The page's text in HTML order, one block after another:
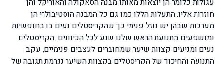
עגולות כלומר הן יוצאות מאותו מבנה הסאקולה והאוריקל והן
חוזרות אליו. התעלות הללו כמו גם כל המבנה הוסטיבולרי הן
מערכות שבהן יש נוזל פנימי כך שהקריסטלים נעים בו בחופשיות
ומושפעים מתנועת הראש שלנו שנע לכל הכיוונים. הקריסטלים
נעים ומניעים קצוות שיער שמחוברים לעצבים פנימיים, עקב
התנועה והחיכוך של הקריסטלים בקצוות השיער נגרמת תגובה של